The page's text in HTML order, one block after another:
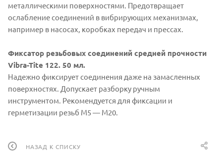
металлическими поверхностями. Предотвращает
ослабление соединений в вибрирующих механизмах,
например в насосах, коробках передач и прессах.
Фиксатор резьбовых соединений средней прочности
Vibra-Tite 122. 50 мл.
Надежно фиксирует соединения даже на замасленных
поверхностях. Допускает разборку ручным
инструментом. Рекомендуется для фиксации и
герметизации резьб M5 — M20.
НАЗАД К СПИСКУ